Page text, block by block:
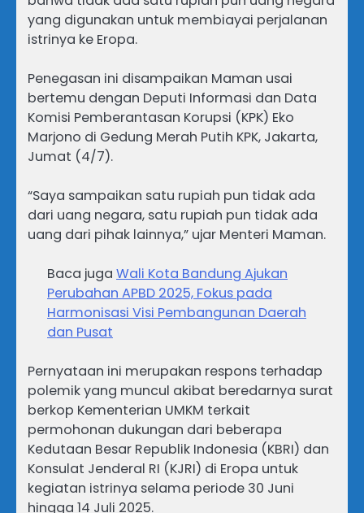
yang digunakan untuk membiayai perjalanan
istrinya ke Eropa.
Penegasan ini disampaikan Maman usai
bertemu dengan Deputi Informasi dan Data
Komisi Pemberantasan Korupsi (KPK) Eko
Marjono di Gedung Merah Putih KPK, Jakarta,
Jumat (4/7).
“Saya sampaikan satu rupiah pun tidak ada
dari uang negara, satu rupiah pun tidak ada
uang dari pihak lainnya,” ujar Menteri Maman.
Baca juga Wali Kota Bandung Ajukan
Perubahan APBD 2025, Fokus pada
Harmonisasi Visi Pembangunan Daerah
dan Pusat
Pernyataan ini merupakan respons terhadap
polemik yang muncul akibat beredarnya surat
berkop Kementerian UMKM terkait
permohonan dukungan dari beberapa
Kedutaan Besar Republik Indonesia (KBRI) dan
Konsulat Jenderal RI (KJRI) di Eropa untuk
kegiatan istrinya selama periode 30 Juni
hingga 14 Juli 2025.